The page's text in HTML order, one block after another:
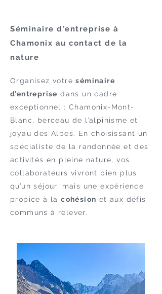
Séminaire d'entreprise à
Chamonix au contact de la
nature
Organisez votreséminaire
d’entreprise dans un cadre
exceptionnel : Chamonix-Mont-
Blanc, berceau de l’alpinisme et
joyau des Alpes. En choisissant un
spécialiste de la randonnée et des
activités en pleine nature, vos
collaborateurs vivront bien plus
qu’un séjour, mais une expérience
propice à lacohésion et aux défis
communs à relever.